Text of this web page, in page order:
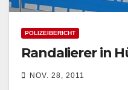
POLIZEIBERICHT
Randalierer in
NOV. 28, 2011